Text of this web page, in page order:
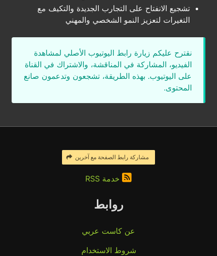
تشجيع الانفتاح على التجارب الجديدة والتكيف مع
التغيرات لتعزيز النمو الشخصي والمهني
نقترح عليكم زيارة رابط اليوتيوب الأصلي لمشاهدة
الفيديو، المشاركة في المناقشة، والاشتراك في القناة
على اليوتيوب. بهذه الطريقة، تشجعون وتدعمون صانع
المحتوى.
مشاركة رابط الصفحة مع آخرين
خدمة RSS
روابط
عن كاست عربي
شروط الاستخدام